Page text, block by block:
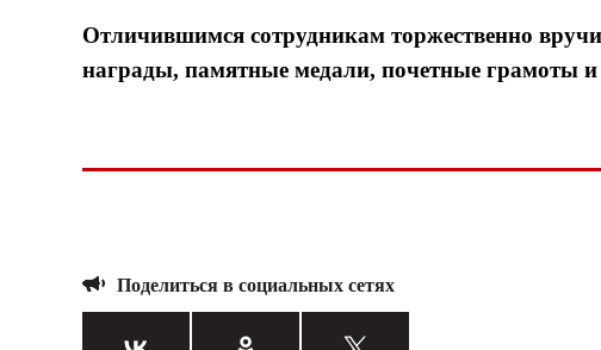
Отличившимся сотрудникам торжественно
награды, памятные медали, почетные грамоты
Поделиться в социальных сетях